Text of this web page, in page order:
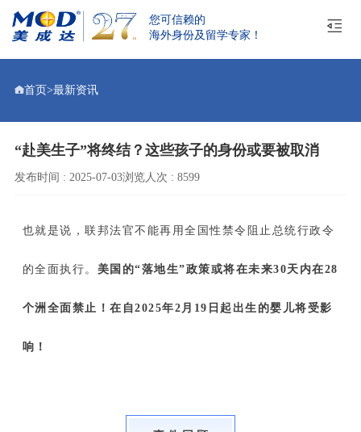
您可信赖的
海外身份及留学专家！
首页>最新资讯
“赴美生子”将终结？这些孩子的身份或要被取消
发布时间 : 2025-07-03浏览人次 : 8599
也就是说，联邦法官不能再用全国性禁令阻止总统行政令
的全面执行。 美国的“落地生”政策或将在未来30天内在28
个洲全面禁止！在自2025年2月19日起出生的婴儿将受影
响！